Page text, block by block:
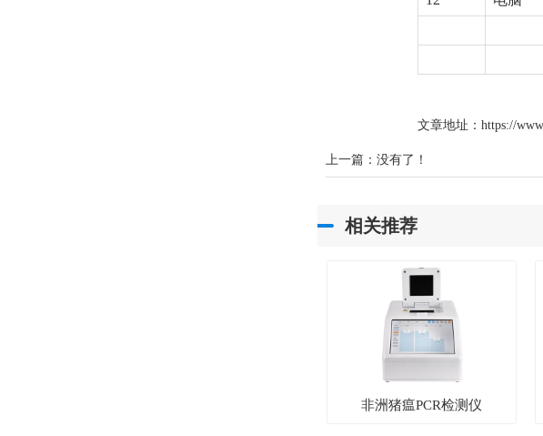
文章地址： https://
上一篇：没有了！
相关推荐
非洲猪瘟PCR检测仪